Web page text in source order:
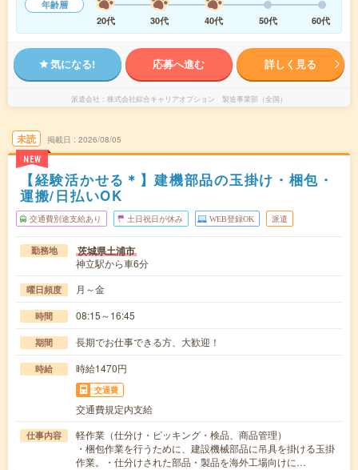
年齢層
20代
30代 40代 50代 60代
気になる! 応募へ進む 詳しく見る
派遣会社 株式会社綜合キャリアオプション 製造事業部（全国）
未読
NEW
掲載日 2026/08/05
【経験活かせる＊】建機部品の玉掛け・梱包・
運搬/日払いOK
交通費別途支給あり 土日祝日が休み WEB登録OK 派遣
勤務地 茨城県土浦市
神立駅から車6分
曜日頻度 月～金
時間 08:15～16:45
期間 長期でお仕事できる方、大歓迎！
時給 時給1470円
交通費
交通費規定内支給
仕事内容
軽作業（仕分け・ピッキング・検品、商品管理）
・梱包作業を行うために、建設機械部品に吊具を掛ける玉掛
作業。・仕分けされた部品・製品を海外工場向けに…